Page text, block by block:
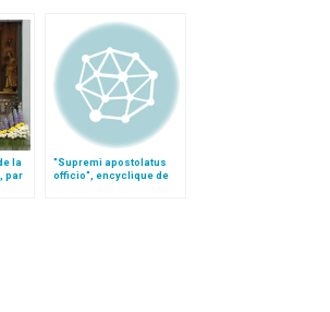
la
par
"Supremi apostolatus
officio", encyclique de